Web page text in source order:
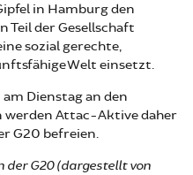
in Hamburg den
der Gesellschaft
sozial gerechte,
Welt einsetzt.
Dienstag an den
werden Attac-Aktive daher
G20 befreien.
G20 (dargestellt von